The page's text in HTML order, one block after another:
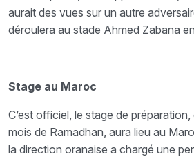
aurait des vues sur un autre
déroulera au stade Ahmed Zabana
Stage au Maroc
C’est officiel, le stage de
mois de Ramadhan, aura lieu au
la direction oranaise a chargé une